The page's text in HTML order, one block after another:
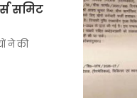
समिट
ने की